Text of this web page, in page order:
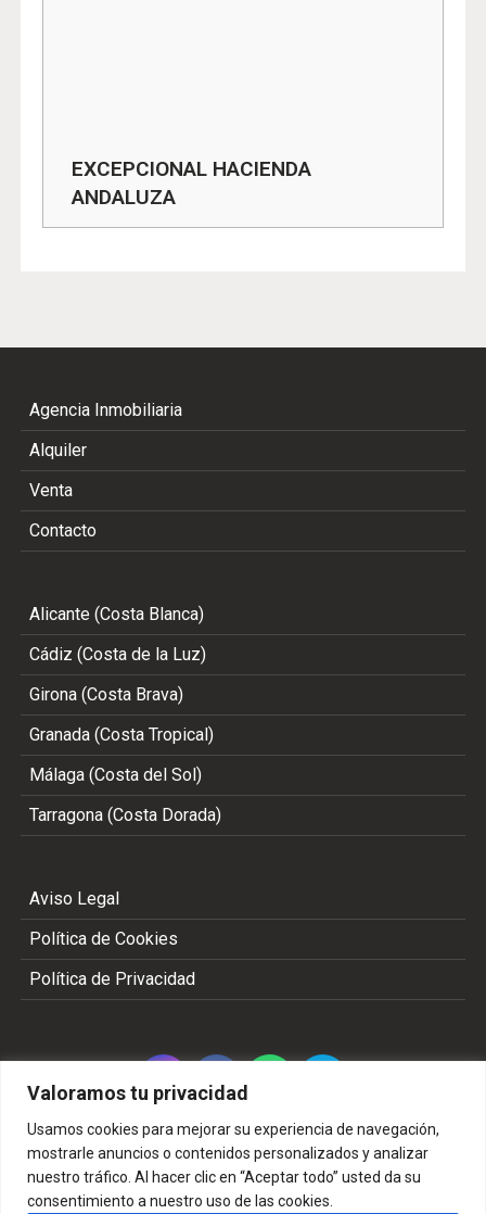
Valoramos tu privacidad
Usamos cookies para mejorar su experiencia de navegación,
mostrarle anuncios o contenidos personalizados y analizar
nuestro tráfico. Al hacer clic en “Aceptar todo” usted da su
consentimiento a nuestro uso de las cookies.
EXCEPCIONAL HACIENDA
ANDALUZA
Agencia Inmobiliaria
Alquiler
Venta
Contacto
Alicante (Costa Blanca)
Cádiz (Costa de la Luz)
Girona (Costa Brava)
Granada (Costa Tropical)
Málaga (Costa del Sol)
Tarragona (Costa Dorada)
Aviso Legal
Política de Cookies
Política de Privacidad
Copyright 2002 - 2026 © TODOS LOS DERECHOS